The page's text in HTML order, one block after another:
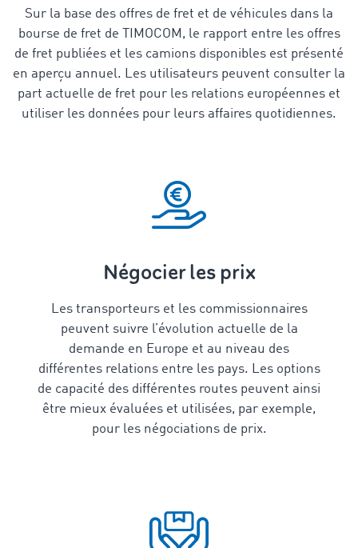
Sur la base des offres de fret et de véhicules dans la
bourse de fret de TIMOCOM, le rapport entre les offres
de fret publiées et les camions disponibles est présenté
en aperçu annuel. Les utilisateurs peuvent consulter la
part actuelle de fret pour les relations européennes et
utiliser les données pour leurs affaires quotidiennes.
Négocier les prix
Les transporteurs et les commissionnaires
peuvent suivre l’évolution actuelle de la
demande en Europe et au niveau des
différentes relations entre les pays. Les options
de capacité des différentes routes peuvent ainsi
être mieux évaluées et utilisées, par exemple,
pour les négociations de prix.